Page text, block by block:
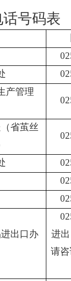
号码表
产管理
省茧丝
出口办
进
请